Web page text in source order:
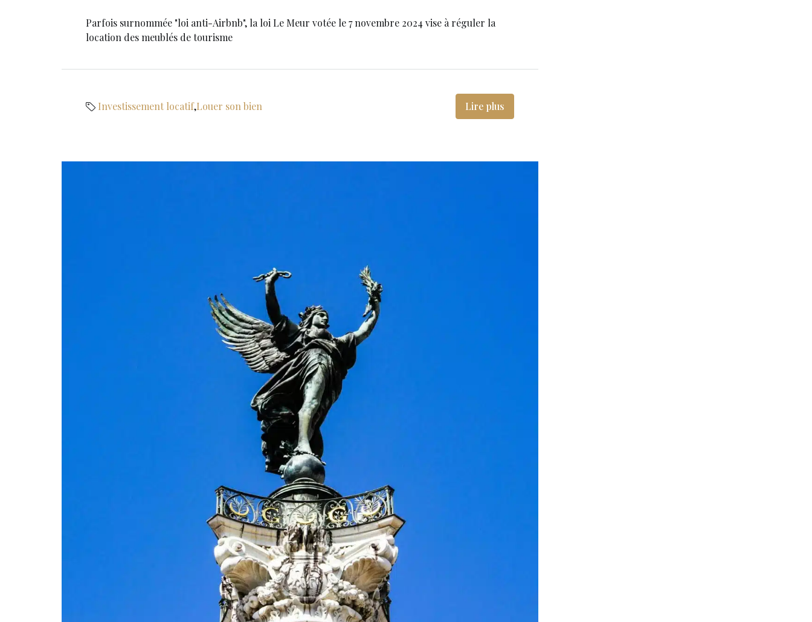
Parfois surnommée "loi anti-Airbnb", la loi Le Meur votée le 7 novembre 2024 vise à réguler la
location des meublés de tourisme
Investissement locatif,Louer son bien Lire plus